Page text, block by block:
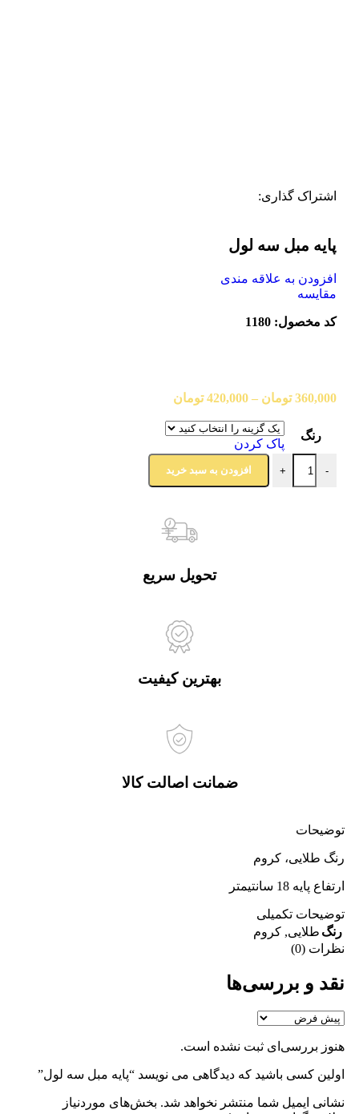
اشتراک گذاری:
پایه مبل سه لول
افزودن به علاقه مندی
مقایسه
کد مخصول: 1180
360,000 تومان –
420,000 تومان
رنگ
پاک کردن
-
+ افزودن به سبد خرید
تحویل سریع
بهترین کیفیت
ضمانت اصالت کالا
توضیحات
رنگ طلایی، کروم
ارتفاع پایه 18 سانتیمتر
توضیحات تکمیلی
رنگ طلایی, کروم
نظرات (0)
نقد و بررسی‌ها
هنوز بررسی‌ای ثبت نشده است.
اولین کسی باشید که دیدگاهی می نویسد “پایه مبل سه لول”
نشانی ایمیل شما منتشر نخواهد شد. بخش‌های موردنیاز